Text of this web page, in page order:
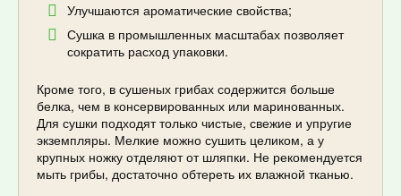
Улучшаются ароматические свойства;
Сушка в промышленных масштабах позволяет
сократить расход упаковки.
Кроме того, в сушеных грибах содержится больше
белка, чем в консервированных или маринованных.
Для сушки подходят только чистые, свежие и упругие
экземпляры. Мелкие можно сушить целиком, а у
крупных ножку отделяют от шляпки. Не рекомендуется
мыть грибы, достаточно обтереть их влажной тканью.